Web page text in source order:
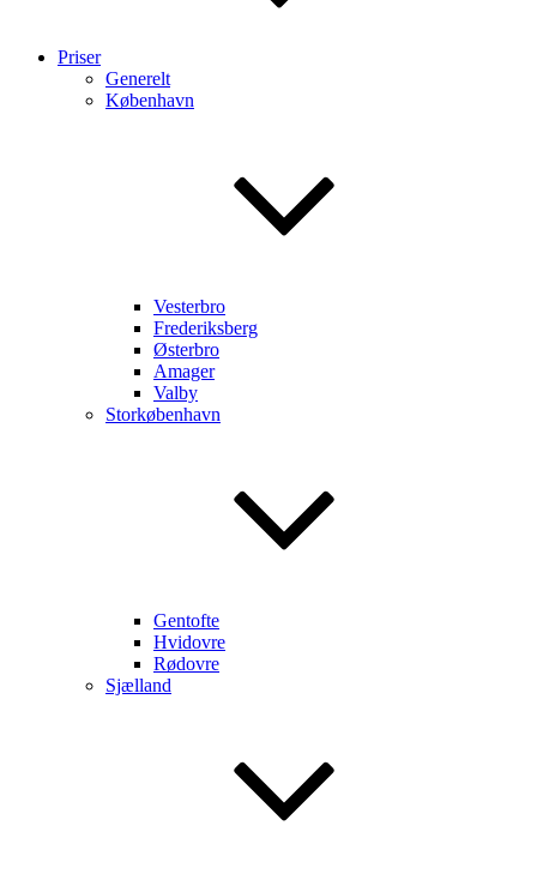
Priser
Generelt
København
Vesterbro
Frederiksberg
Østerbro
Amager
Valby
Storkøbenhavn
Gentofte
Hvidovre
Rødovre
Sjælland